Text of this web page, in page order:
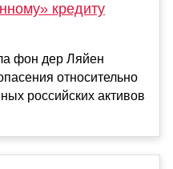
кредиту
фон дер Ляйен
относительно
российских активов